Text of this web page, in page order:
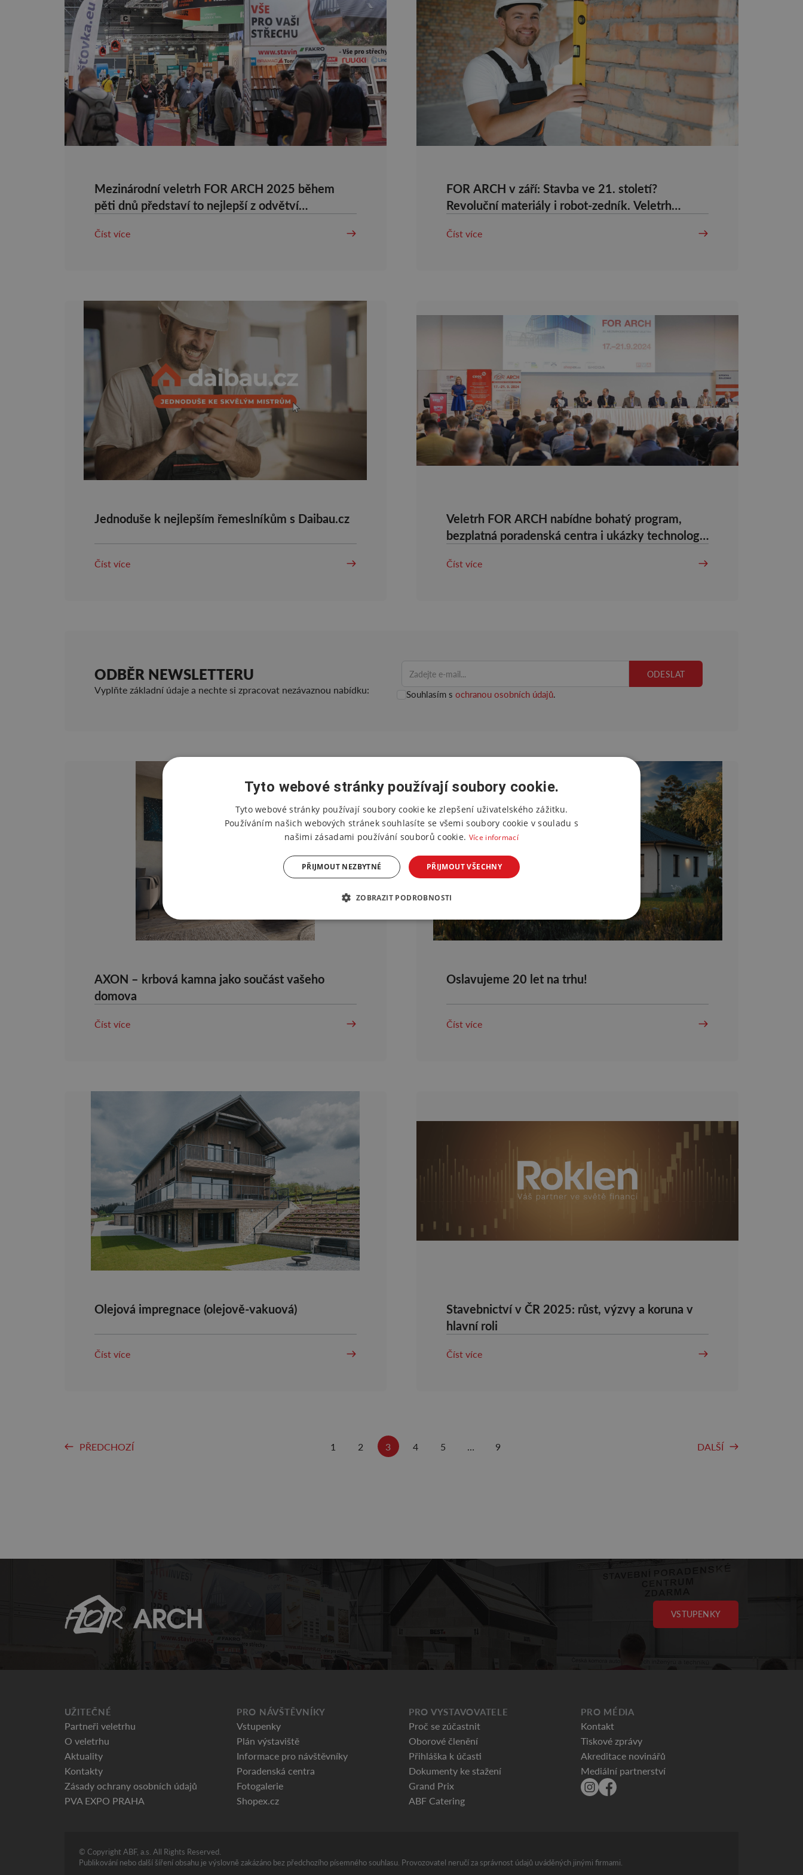
Mezinárodní veletrh FOR ARCH 2025 během
pěti dnů představí to nejlepší z odvětví
Číst více
FOR ARCH v září: Stavba ve 21. století?
Revoluční materiály i robot-zedník. Veletrh
Číst více
Jednoduše k nejlepším řemeslníkům s Daibau.cz
Číst více
Veletrh FOR ARCH nabídne bohatý program,
bezplatná poradenská centra i ukázky technologií
Číst více
ODBĚR NEWSLETTERU
Vyplňte základní údaje a nechte si zpracovat nezávaznou nabídku: Souhlasím s ochranou osobních údajů.
AXON – krbová kamna jako součást vašeho
domova
Číst více
Oslavujeme 20 let na trhu!
Číst více
Olejová impregnace (olejově-vakuová)
Číst více
Stavebnictví v ČR 2025: růst, výzvy a koruna v
hlavní roli
Číst více
PŘEDCHOZÍ 1 2 3 4 5 … 9 DALŠÍ
VSTUPENKY
UŽITEČNÉ
Partneři veletrhu
O veletrhu
Aktuality
Kontakty
Zásady ochrany osobních údajů
PVA EXPO PRAHA
PRO NÁVŠTĚVNÍKY
Vstupenky
Plán výstaviště
Informace pro návštěvníky
Poradenská centra
Fotogalerie
Shopex.cz
PRO VYSTAVOVATELE
Proč se zúčastnit
Oborové členění
Přihláška k účasti
Dokumenty ke stažení
Grand Prix
ABF Catering
PRO MÉDIA
Kontakt
Tiskové zprávy
Akreditace novinářů
Mediální partnerství
© Copyright ABF, a.s. All Rights Reserved.
Publikování nebo další šíření obsahu je výslovně zakázáno bez předchozího písemného souhlasu. Provozovatel neručí za správnost údajů uváděných jinými firmami.
Tyto webové stránky používají soubory cookie.
Tyto webové stránky používají soubory cookie ke zlepšení uživatelského zážitku.
Používáním našich webových stránek souhlasíte se všemi soubory cookie v souladu s
našimi zásadami používání souborů cookie. Více informací
PŘIJMOUT VŠECHNY
PŘIJMOUT NEZBYTNÉ
ZOBRAZIT PODROBNOSTI